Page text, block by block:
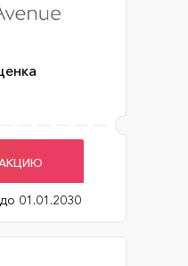
до 01.01.2030